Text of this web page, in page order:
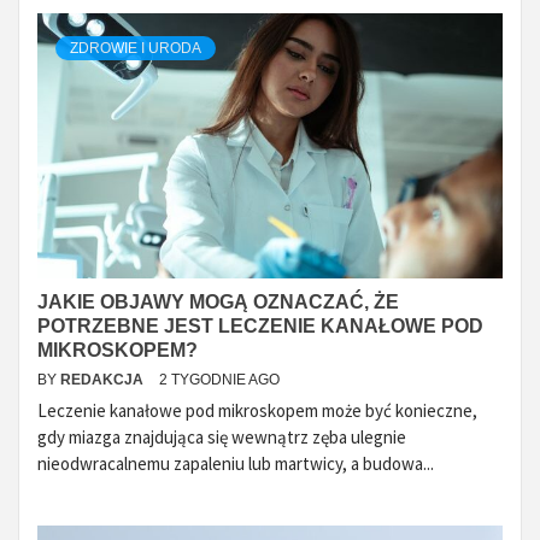
ZDROWIE I URODA
JAKIE OBJAWY MOGĄ OZNACZAĆ, ŻE
POTRZEBNE JEST LECZENIE KANAŁOWE POD
MIKROSKOPEM?
BY REDAKCJA 2 TYGODNIE AGO
Leczenie kanałowe pod mikroskopem może być konieczne,
gdy miazga znajdująca się wewnątrz zęba ulegnie
nieodwracalnemu zapaleniu lub martwicy, a budowa...